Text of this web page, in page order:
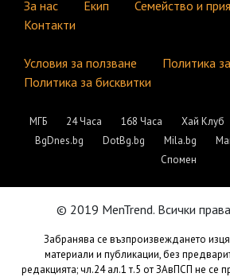
За нас Екип
Семейство и
Контакти
Условия за ползване
Политика
Политика за бисквитки
МГБ 24 Часа 168 Часа Хай Клуб
BgDnes.bg
DotBg.bg Mila.bg
Спомен
© 2019 MenTrend. Всички
Забранява се възпроизвеждането
материали и публикации, без
редакцията; чл.24 ал.1 т.5 от ЗАвПСП не се